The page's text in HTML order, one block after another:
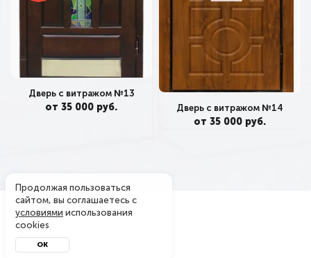
Дверь с витражом №13
от 35 000 руб. Дверь с витражом №14
от 35 000 руб.
Продолжая пользоваться
сайтом, вы соглашаетесь с
условиями использования
cookies
ОК